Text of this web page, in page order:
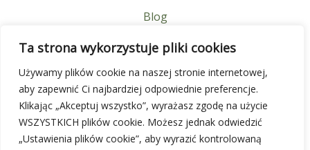
Ta strona wykorzystuje pliki cookies
Używamy plików cookie na naszej stronie internetowej,
aby zapewnić Ci najbardziej odpowiednie preferencje.
Klikając „Akceptuj wszystko”, wyrażasz zgodę na użycie
WSZYSTKICH plików cookie. Możesz jednak odwiedzić
„Ustawienia plików cookie”, aby wyrazić kontrolowaną
Blog
FAQ
Kontakt
Znajdź nas